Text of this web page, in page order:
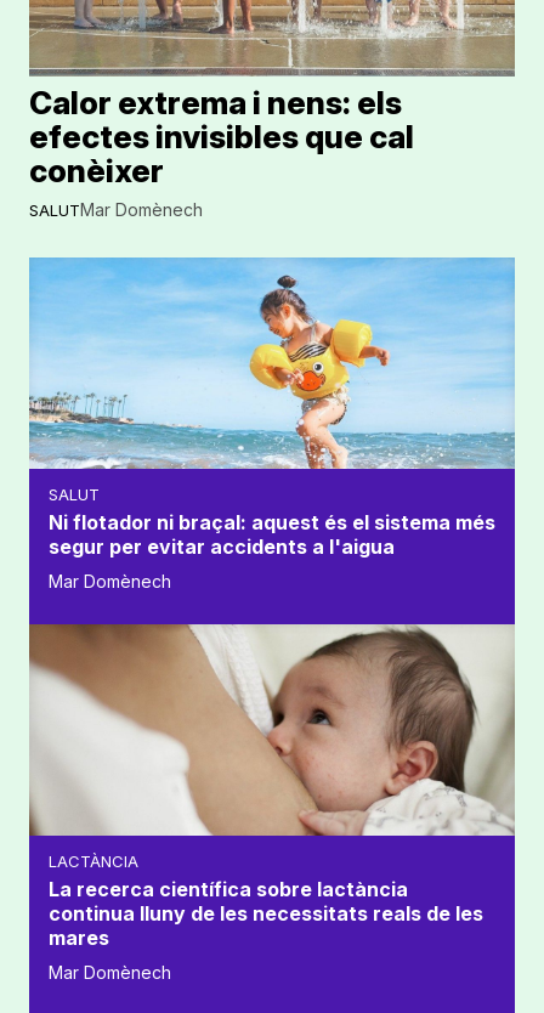
SALUT
Calor extrema i nens: els
efectes invisibles que cal
conèixer
Mar Domènech
SALUT
Ni flotador ni braçal: aquest és el sistema més
segur per evitar accidents a l'aigua
Mar Domènech
LACTÀNCIA
La recerca científica sobre lactància
continua lluny de les necessitats reals de les
mares
Mar Domènech